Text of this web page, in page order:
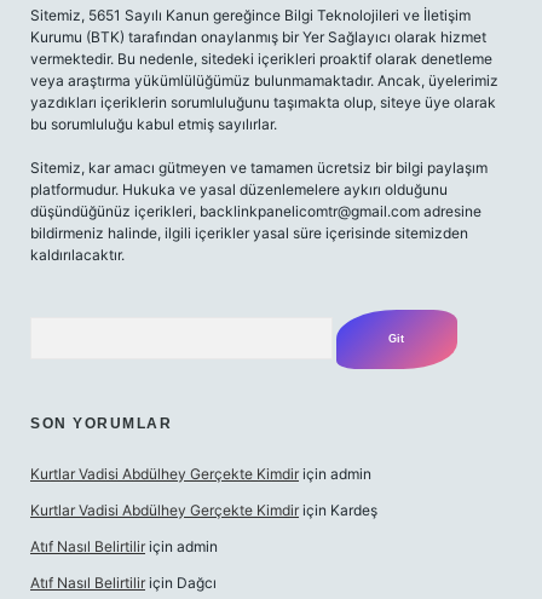
Sitemiz, 5651 Sayılı Kanun gereğince Bilgi Teknolojileri ve İletişim
Kurumu (BTK) tarafından onaylanmış bir Yer Sağlayıcı olarak hizmet
vermektedir. Bu nedenle, sitedeki içerikleri proaktif olarak denetleme
veya araştırma yükümlülüğümüz bulunmamaktadır. Ancak, üyelerimiz
yazdıkları içeriklerin sorumluluğunu taşımakta olup, siteye üye olarak
bu sorumluluğu kabul etmiş sayılırlar.
Sitemiz, kar amacı gütmeyen ve tamamen ücretsiz bir bilgi paylaşım
platformudur. Hukuka ve yasal düzenlemelere aykırı olduğunu
düşündüğünüz içerikleri, backlinkpanelicomtr@gmail.com adresine
bildirmeniz halinde, ilgili içerikler yasal süre içerisinde sitemizden
kaldırılacaktır.
SON YORUMLAR
Kurtlar Vadisi Abdülhey Gerçekte Kimdir için admin
Kurtlar Vadisi Abdülhey Gerçekte Kimdir için Kardeş
Atıf Nasıl Belirtilir için admin
Atıf Nasıl Belirtilir için Dağcı